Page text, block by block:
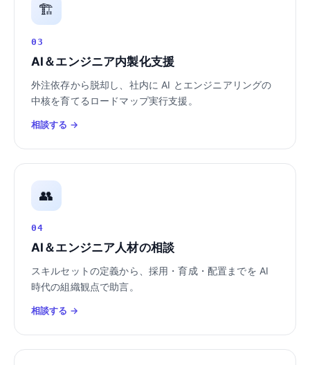
🏗️
03
AI＆エンジニア内製化支援
外注依存から脱却し、社内に AI とエンジニアリングの
中核を育てるロードマップ実行支援。
相談する →
👥
04
AI＆エンジニア人材の相談
スキルセットの定義から、採用・育成・配置までを AI
時代の組織観点で助言。
相談する →